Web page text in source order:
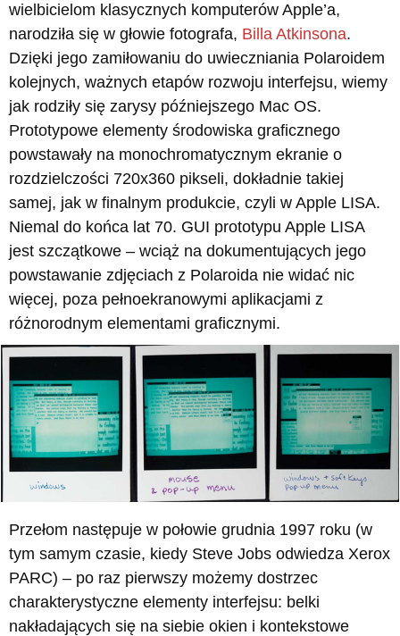
wielbicielom klasycznych komputerów Apple’a,
narodziła się w głowie fotografa, Billa Atkinsona.
Dzięki jego zamiłowaniu do uwieczniania Polaroidem
kolejnych, ważnych etapów rozwoju interfejsu, wiemy
jak rodziły się zarysy późniejszego Mac OS.
Prototypowe elementy środowiska graficznego
powstawały na monochromatycznym ekranie o
rozdzielczości 720x360 pikseli, dokładnie takiej
samej, jak w finalnym produkcie, czyli w Apple LISA.
Niemal do końca lat 70. GUI prototypu Apple LISA
jest szczątkowe – wciąż na dokumentujących jego
powstawanie zdjęciach z Polaroida nie widać nic
więcej, poza pełnoekranowymi aplikacjami z
różnorodnym elementami graficznymi.
Przełom następuje w połowie grudnia 1997 roku (w
tym samym czasie, kiedy Steve Jobs odwiedza Xerox
PARC) – po raz pierwszy możemy dostrzec
charakterystyczne elementy interfejsu: belki
nakładających się na siebie okien i kontekstowe